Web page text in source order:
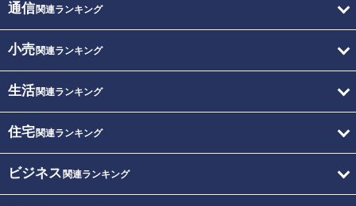
通信関連ランキング
小売関連ランキング
生活関連ランキング
住宅関連ランキング
ビジネス 関連ランキング